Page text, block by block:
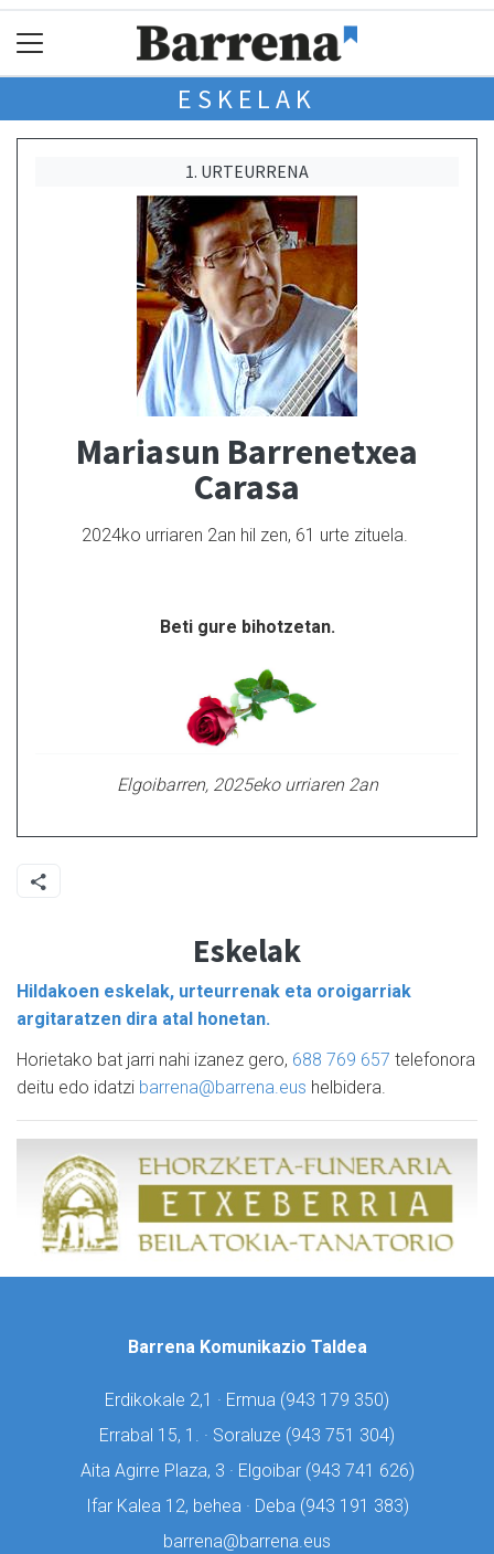
ESKELAK
1. URTEURRENA
Mariasun Barrenetxea
Carasa
2024ko urriaren 2an hil zen, 61 urte zituela.
Beti gure bihotzetan.
Elgoibarren, 2025eko urriaren 2an
Eskelak
Hildakoen eskelak, urteurrenak eta oroigarriak
argitaratzen dira atal honetan.
Horietako bat jarri nahi izanez gero, 688 769 657 telefonora
deitu edo idatzi barrena@barrena.eus helbidera.
Barrena Komunikazio Taldea
Erdikokale 2,1 · Ermua (943 179 350)
Errabal 15, 1. · Soraluze (943 751 304)
Aita Agirre Plaza, 3 · Elgoibar (943 741 626)
Ifar Kalea 12, behea · Deba (943 191 383)
barrena@barrena.eus